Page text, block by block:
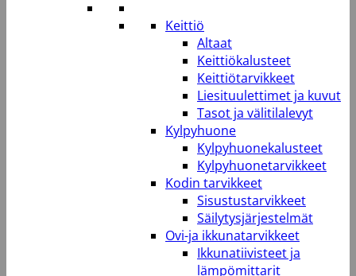
Keittiö
Altaat
Keittiökalusteet
Keittiötarvikkeet
Liesituulettimet ja kuvut
Tasot ja välitilalevyt
Kylpyhuone
Kylpyhuonekalusteet
Kylpyhuonetarvikkeet
Kodin tarvikkeet
Sisustustarvikkeet
Säilytysjärjestelmät
Ovi-ja ikkunatarvikkeet
Ikkunatiivisteet ja
lämpömittarit